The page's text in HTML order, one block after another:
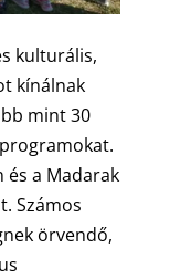
kulturális,
kínálnak
mint 30
és a Madarak
Számos
örvendő,